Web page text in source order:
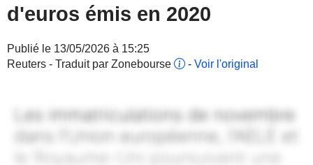
d'euros émis en 2020
Publié le 13/05/2026 à 15:25
Reuters - Traduit par Zonebourse
- Voir l'original